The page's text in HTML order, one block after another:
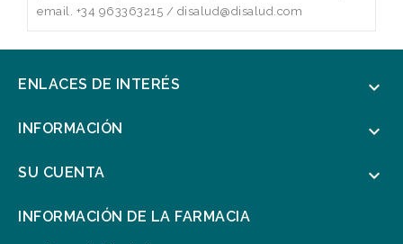
email. +34 963363215 / disalud@disalud.com
ENLACES DE INTERÉS 
INFORMACIÓN 
SU CUENTA 
INFORMACIÓN DE LA FARMACIA